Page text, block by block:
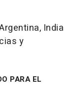
India
y
PARA EL